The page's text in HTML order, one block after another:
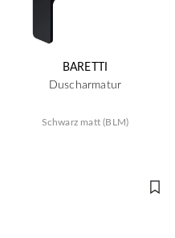
BARETTI
Duscharmatur
Schwarz matt (BLM)